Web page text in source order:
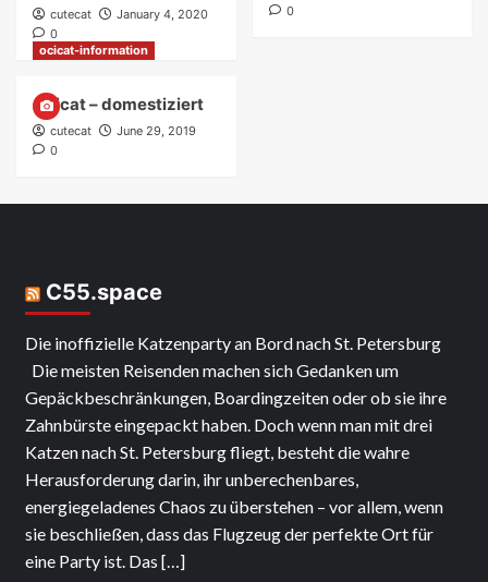
cutecat
January 4, 2020
0
0
ocicat-information
Ocicat – domestiziert
cutecat
June 29, 2019
0
C55.space
Die inoffizielle Katzenparty an Bord nach St. Petersburg
Die meisten Reisenden machen sich Gedanken um
Gepäckbeschränkungen, Boardingzeiten oder ob sie ihre
Zahnbürste eingepackt haben. Doch wenn man mit drei
Katzen nach St. Petersburg fliegt, besteht die wahre
Herausforderung darin, ihr unberechenbares,
energiegeladenes Chaos zu überstehen – vor allem, wenn
sie beschließen, dass das Flugzeug der perfekte Ort für
eine Party ist. Das […]